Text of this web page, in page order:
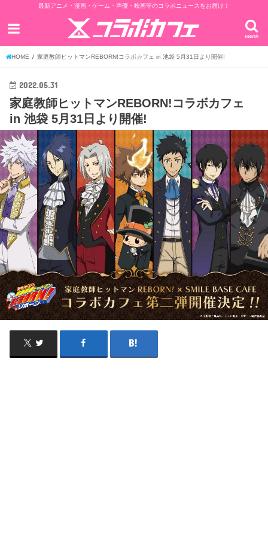
最新アニメ・漫画・ゲーム・声優・映画等のコラボニュースをお届け！
search
HOME 家庭教師ヒットマンREBORN!コラボカフェ in 池袋 5月31日より開催!
2022.05.31
家庭教師ヒットマンREBORN!コラボカフェ
in 池袋 5月31日より開催!